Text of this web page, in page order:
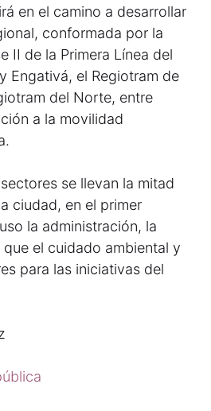
en el camino a desarrollar
conformada por la
II de la Primera Línea del
Engativá, el Regiotram de
del Norte, entre
a la movilidad
se llevan la mitad
ciudad, en el primer
la administración, la
el cuidado ambiental y
para las iniciativas del